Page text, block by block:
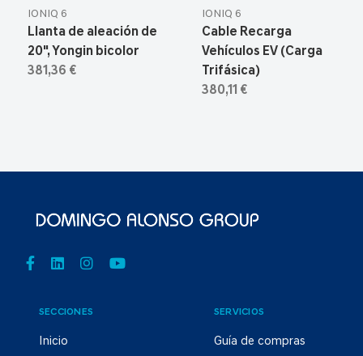
IONIQ 6
Llanta de aleación de
20", Yongin bicolor
381,36 €
IONIQ 6
Cable Recarga
Vehículos EV (Carga
Trifásica)
380,11 €
SECCIONES
Inicio
SERVICIOS
Guía de compras